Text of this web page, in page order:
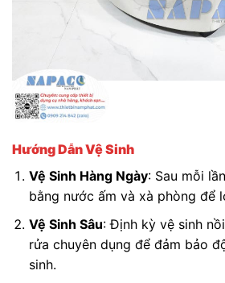
Hướng Dẫn Vệ Sinh
Vệ Sinh Hàng Ngày: Sau mỗi
bằng nước ấm và xà phòng để
Vệ Sinh Sâu: Định kỳ vệ sinh
rửa chuyên dụng để đảm bảo
sinh.